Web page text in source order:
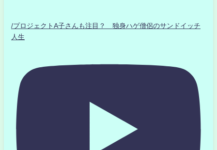
/プロジェクトA子さんも注目？ 独身ハゲ僧侶のサンドイッチ
人生